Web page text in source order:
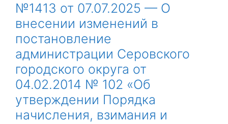
№1413 от 07.07.2025 — О
внесении изменений в
постановление
администрации Серовского
городского округа от
04.02.2014 № 102 «Об
утверждении Порядка
начисления, взимания и